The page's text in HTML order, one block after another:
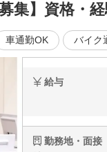
集】資格・
車通勤OK バイク
給与
勤務地・面接